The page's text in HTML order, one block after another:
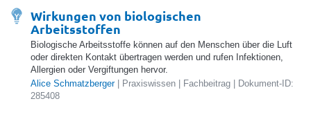
Wirkungen von biologischen
Arbeitsstoffen
Biologische Arbeitsstoffe können auf den Menschen über die Luft
oder direkten Kontakt übertragen werden und rufen Infektionen,
Allergien oder Vergiftungen hervor.
Alice Schmatzberger| Praxiswissen | Fachbeitrag | Dokument-ID:
285408